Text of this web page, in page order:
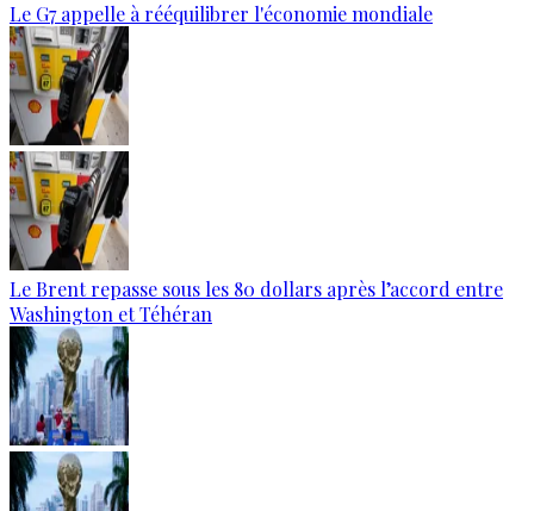
Le G7 appelle à rééquilibrer l'économie mondiale
Le Brent repasse sous les 80 dollars après l’accord entre
Washington et Téhéran